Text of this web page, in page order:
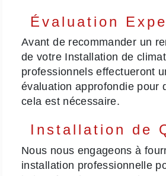
Évaluation
Avant de recommander un
de votre Installation de
professionnels effectueront
évaluation approfondie pour
cela est nécessaire.
Installation de
Nous nous engageons à
installation professionnelle